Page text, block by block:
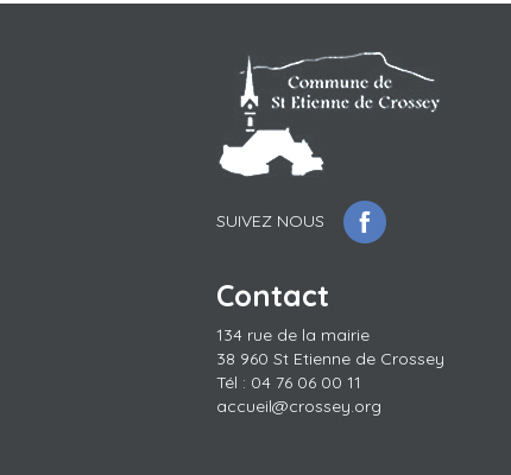
SUIVEZ NOUS
Contact
134 rue de la mairie
38 960 St Etienne de Crossey
Tél : 04 76 06 00 11
accueil@crossey.org